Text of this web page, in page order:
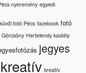
nyeremény egyedi
fotó Pécs facebook fotó
Görcsöny Hertelendy kastély
jegyes
kreatív kreatív